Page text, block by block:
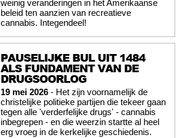
weinig veranderingen in het Amerikaanse
beleid ten aanzien van recreatieve
cannabis. Integendeel!
PAUSELIJKE BUL UIT 1484
ALS FUNDAMENT VAN DE
DRUGSOORLOG
19 mei 2026 - Het zijn voornamelijk de
christelijke politieke partijen die tekeer gaan
tegen alle 'verderfelijke drugs' - cannabis
inbegrepen - en die weerzin startte al heel
erg vroeg in de kerkelijke geschiedenis.